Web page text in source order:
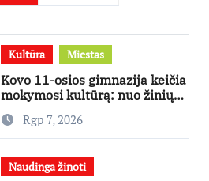
Kultūra Miestas
Kovo 11-osios gimnazija keičia
mokymosi kultūrą: nuo žinių
kaupimo – prie jų supratimo ir
taikymo
Rgp 7, 2026
Naudinga žinoti